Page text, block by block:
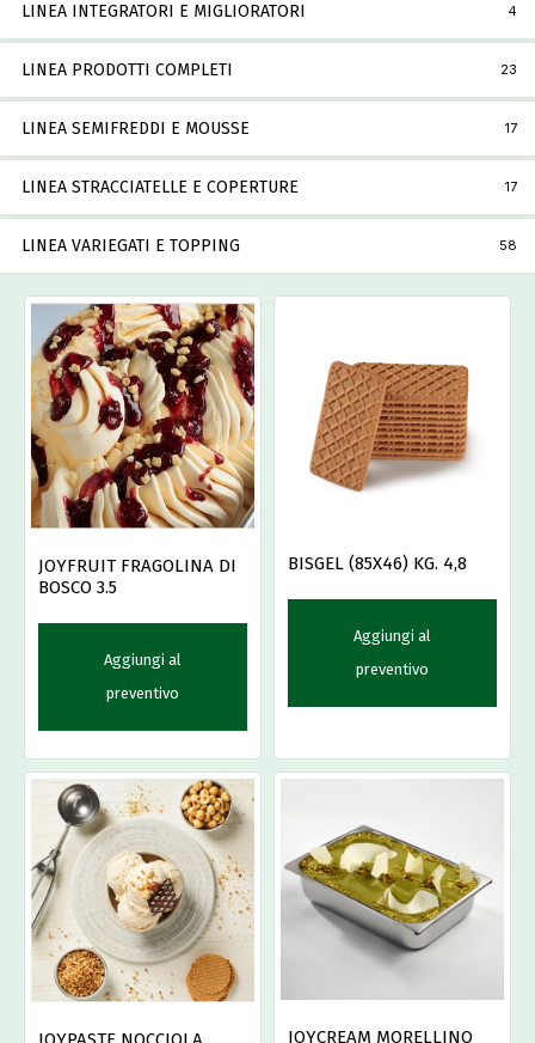
LINEA INTEGRATORI E MIGLIORATORI 4
LINEA PRODOTTI COMPLETI 23
LINEA SEMIFREDDI E MOUSSE 17
LINEA STRACCIATELLE E COPERTURE 17
LINEA VARIEGATI E TOPPING 58
JOYFRUIT FRAGOLINA DI
BOSCO 3.5
Aggiungi al
preventivo
BISGEL (85X46) KG. 4,8
Aggiungi al
preventivo
JOYCREAM MORELLINO